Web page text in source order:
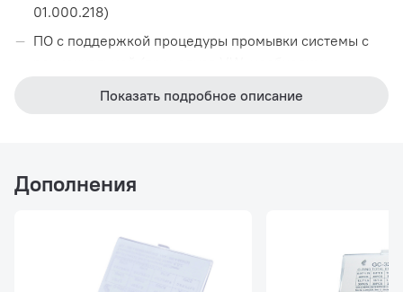
01.000.218)
ПО с поддержкой процедуры промывки системы с
количества находящегося в них газа
Манометры 1-го класса точности
Наличие манометра давления в баллоне
Показать подробное описание
Дополнения